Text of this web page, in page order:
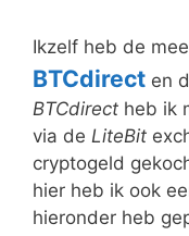
Ikzelf heb de
BTCdirect en
BTCdirect heb ik
via de LiteBit
cryptogeld
hier heb ik ook
hieronder heb